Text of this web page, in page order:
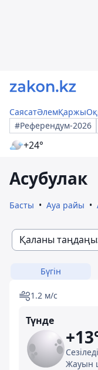
СаясатӘлемҚаржы
#Референдум-2026
+24°
Асубулак
Басты Ауа райы
Қаланы
Бүгін
1.2 м/с
Түнде
Жауын